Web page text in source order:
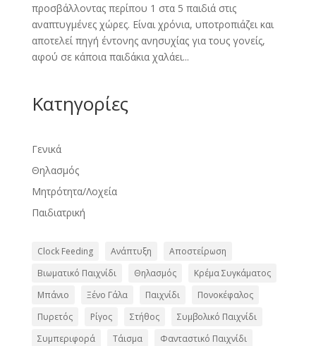
προσβάλλοντας περίπου 1 στα 5 παιδιά στις
αναπτυγμένες χώρες. Είναι χρόνια, υποτροπιάζει και
αποτελεί πηγή έντονης ανησυχίας για τους γονείς,
αφού σε κάποια παιδάκια χαλάει...
Κατηγορίες
Γενικά
Θηλασμός
Μητρότητα/Λοχεία
Παιδιατρική
Clock Feeding Ανάπτυξη
Αποστείρωση
Βιωματικό Παιχνίδι
Θηλασμός
Κρέμα Συγκάματος
Μπάνιο
Ξένο Γάλα Παιχνίδι
Πονοκέφαλος
Πυρετός
Ρίγος Στήθος
Συμβολικό Παιχνίδι
Συμπεριφορά
Τάισμα
Φανταστικό Παιχνίδι